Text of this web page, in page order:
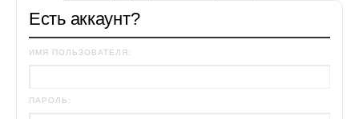
Есть аккаунт?
ИМЯ ПОЛЬЗОВАТЕЛЯ:
ПАРОЛЬ: